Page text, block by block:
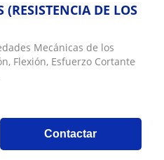
DE LOS
Mecánicas de los
Flexión, Esfuerzo Cortante
Contactar